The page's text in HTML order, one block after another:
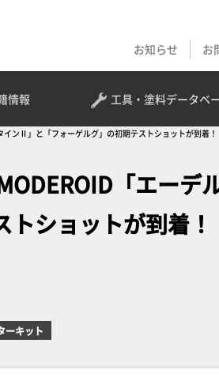
お知らせ
お
情報 工具・塗料データベ
ンⅡ」と「フォーゲルグ」の初期テストショットが到着！
「エーデ
ショットが到着！
ーキット